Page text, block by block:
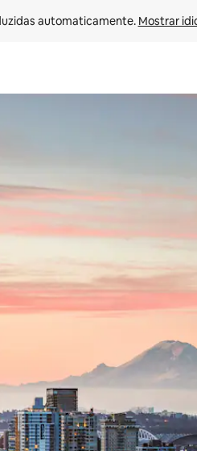
automaticamente. Mostrar
cima e para baixo ou explore com